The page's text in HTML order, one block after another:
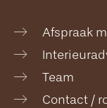
Afspraak
Team
Contact /